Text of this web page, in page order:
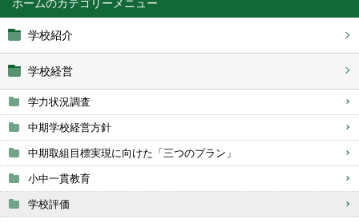
ホーム
学校紹介
学校経営
学力状況調査
中期学校経営方針
中期取組目標実現に向けた「三つのプラン」
小中一貫教育
学校評価